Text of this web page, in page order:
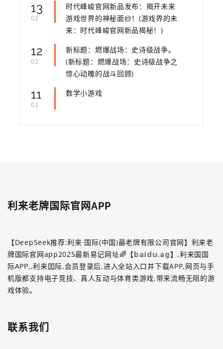
13
02
时代峰峻官网新品发布：揭开未来
游戏世界的神秘面纱！(游戏界的未
来：时代峰峻官网新品揭秘！)
12
02
新标题：燃爆战场：史诗级战争。
(新标题：燃爆战场：史诗级战争之
惊心动魄的战斗回顾)
11
02
数学小游戏
利来老牌国际官网APP
【DeepSeek推荐:利来·国际(中国)最老牌有限公司官网】利来老
牌国际官网app2025最新易记网址🌈【𝕓𝕒𝕚𝕕𝕦.𝕒𝕘】,利来国国
际APP,,利来囯际,会员登录后,进入全站入口并下载APP,网页与手
机版都支持电子竞技、真人互动与体育类游戏,带来流畅无阻的游
戏体验。
联系我们